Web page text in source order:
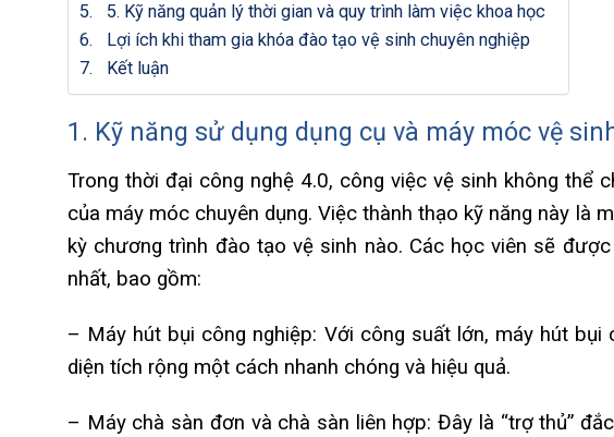
5. Kỹ năng quản lý thời gian và quy trình làm việc khoa học
Lợi ích khi tham gia khóa đào tạo vệ sinh chuyên nghiệp
Kết luận
1. Kỹ năng sử dụng dụng cụ và máy móc vệ
Trong thời đại công nghệ 4.0, công việc vệ sinh không
của máy móc chuyên dụng. Việc thành thạo kỹ năng này là
kỳ chương trình đào tạo vệ sinh nào. Các học viên sẽ
nhất, bao gồm:
– Máy hút bụi công nghiệp: Với công suất lớn, máy hút
diện tích rộng một cách nhanh chóng và hiệu quả.
– Máy chà sàn đơn và chà sàn liên hợp: Đây là “trợ thủ”